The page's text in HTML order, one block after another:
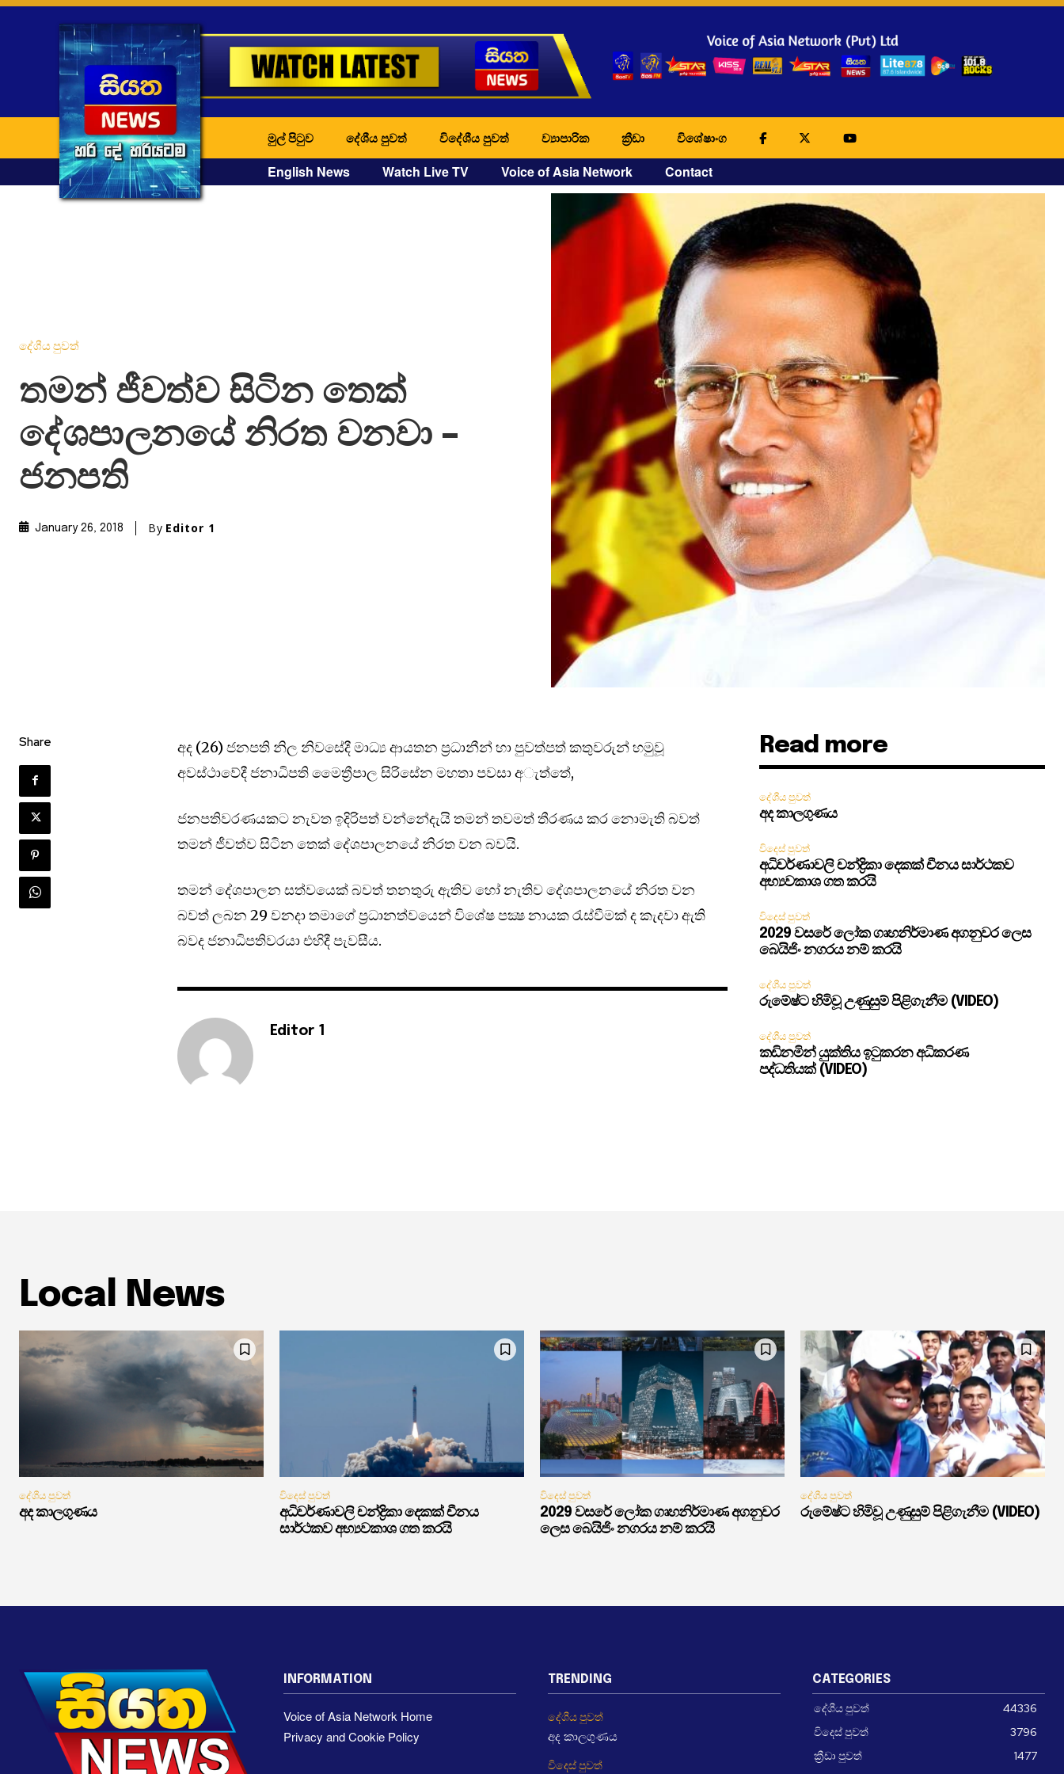
මුල් පිටුව දේශීය පුවත් විදේශීය පුවත් ව්‍යාපාරික ක්‍රීඩා විශේෂාංග
English News Watch Live TV Voice of Asia Network Contact
දේශීය පුවත්
තමන් ජීවත්ව සිටින තෙක්
දේශපාලනයේ නිරත වනවා –
ජනපති
January 26, 2018 By Editor 1
Share
අද (26) ජනපති නිල නිවසේදී මාධ්‍ය ආයතන ප්‍රධානීන් හා පුවත්පත් කතුවරුන් හමුවූ
අවස්ථාවේදී ජනාධිපති මෛත්‍රීපාල සිරිසේන මහතා පවසා අැත්තේ,
ජනපතිවරණයකට නැවත ඉදිරිපත් වන්නේදැයි තමන් තවමත් තීරණය කර නොමැති බවත්
තමන් ජීවත්ව සිටින තෙක් දේශපාලනයේ නිරත වන බවයි.
තමන් දේශපාලන සත්වයෙක් බවත් තනතුරු ඇතිව හෝ නැතිව දේශපාලනයේ නිරත වන
බවත් ලබන 29 වනදා තමාගේ ප්‍රධානත්වයෙන් විශේෂ පක්‍ෂ නායක රැස්වීමක් ද කැදවා ඇති
බවද ජනාධිපතිවරයා එහිදී පැවසීය.
Editor 1
Read more
දේශීය පුවත්
අද කාලගුණය
විදෙස් පුවත්
අධිවර්ණාවලි චන්ද්‍රිකා දෙකක් චීනය සාර්ථකව
අභ්‍යවකාශ ගත කරයි
විදෙස් පුවත්
2029 වසරේ ලෝක ගෘහනිර්මාණ අගනුවර ලෙස
බෙයිජිං නගරය නම් කරයි
දේශීය පුවත්
රුමේෂ්ට හිමිවූ උණුසුම් පිළිගැනීම (VIDEO)
දේශීය පුවත්
කඩිනමින් යුක්තිය ඉටුකරන අධිකරණ
පද්ධතියක් (VIDEO)
Local News
දේශීය පුවත්
අද කාලගුණය
විදෙස් පුවත්
අධිවර්ණාවලි චන්ද්‍රිකා දෙකක් චීනය
සාර්ථකව අභ්‍යවකාශ ගත කරයි
විදෙස් පුවත්
2029 වසරේ ලෝක ගෘහනිර්මාණ අගනුවර
ලෙස බෙයිජිං නගරය නම් කරයි
දේශීය පුවත්
රුමේෂ්ට හිමිවූ උණුසුම් පිළිගැනීම (VIDEO)
INFORMATION
Voice of Asia Network Home
Privacy and Cookie Policy
TRENDING
දේශීය පුවත්
අද කාලගුණය
විදෙස් පුවත්
CATEGORIES
දේශීය පුවත්
44336
විදෙස් පුවත්
3796
ක්‍රීඩා පුවත්
1477